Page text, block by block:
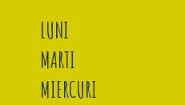
LUNI
MARTI
MIERCURI